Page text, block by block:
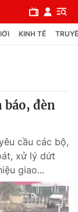
KINH TẾ
báo, đèn
cầu các bộ,
xử lý dứt
giao...